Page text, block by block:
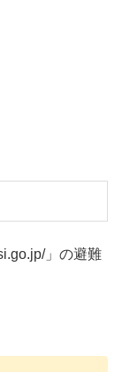
」の避難